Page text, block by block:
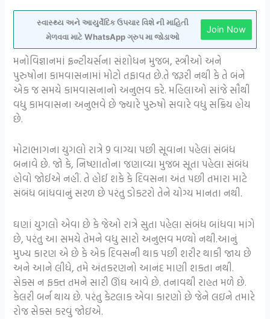
સ્વાસ્થ્ય અને આયુર્વેદિક ઉપચાર વિશે ની માહિતી
મેળવવા માટે WhatsApp ગ્રુપ મા જોડાઓ
Join Now
મનોવિજ્ઞાનમાં ફ્રન્ટીયર્સના સંશોધન મુજબ, સ્ત્રીઓ અને
પુરુષોના કામવાસનામાં મોટો તફાવત છે.તે જરૂરી નથી કે તે બંને
એક જ સમયે કામવાસનાનો અનુભવ કરે. મહિલાઓ સાંજે સૌથી
વધુ કામવાસના અનુભવે છે જ્યારે પુરુષો સવારે વધુ સક્રિય હોય
છે.
મોટાભાગના યુગલો રાત્રે 9 વાગ્યા પછી સૂવાના પહેલાં સંબંધ
બનાવે છે. જો કે, નિષ્ણાતોના જણાવ્યા મુજબ સૂતા પહેલા સંબંધ
હોવો જોઈએ નહીં. તે હોઈ શકે કે દિવસના અંત પછી તમારા માટે
સંબંધ બાંધવાનું સરળ છે પરંતુ ડોકટરો તેને યોગ્ય માનતા નથી.
ઘણાં યુગલો એવા છે કે જેઓ રાત્રે સુતા પહેલા સંબંધ બાંધવા માંગે
છે, પરંતુ આ સમયે તેમને વધુ સારો અનુભવ મળ્યો નથી.આનું
મુખ્ય કારણ એ છે કે એક દિવસની થાક પછી શરીર થાકી જાય છે
અને આને લીધે, તમે અંતકરણનો આનંદ માણી શકતા નથી.
સેક્સ ન ફક્ત તમને સારી ઊંઘ આવે છે. તનાવથી રાહત મળે છે.
કેલરી બર્ન થાય છે. પરંતુ કેટલાક એવા કારણો છે જેને લઇને તમારે
રોજ સેક્સ કરવું જોઇએ.